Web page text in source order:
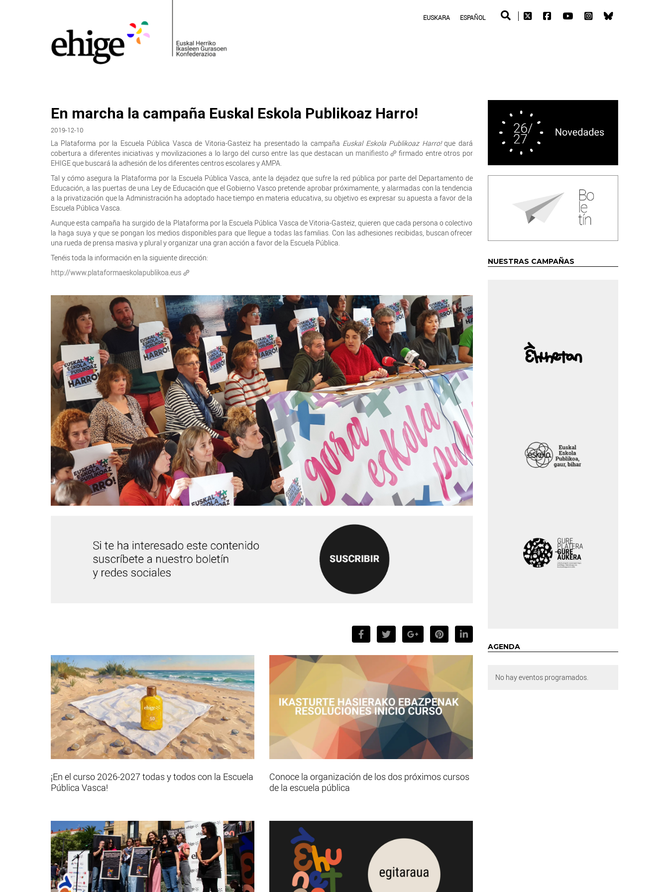
EUSKARA ESPAÑOL
En marcha la campaña Euskal Eskola Publikoaz Harro!
2019-12-10
La Plataforma por la Escuela Pública Vasca de Vitoria-Gasteiz ha presentado la campaña Euskal Eskola Publikoaz Harro!que dará
cobertura a diferentes iniciativas y movilizaciones a lo largo del curso entre las que destacan un manifiesto
firmado entre otros por
EHIGE que buscará la adhesión de los diferentes centros escolares y AMPA.
Tal y cómo asegura la Plataforma por la Escuela Pública Vasca, ante la dejadez que sufre la red pública por parte del Departamento de
Educación, a las puertas de una Ley de Educación que el Gobierno Vasco pretende aprobar próximamente, y alarmadas con la tendencia
a la privatización que la Administración ha adoptado hace tiempo en materia educativa, su objetivo es expresar su apuesta a favor de la
Escuela Pública Vasca.
Aunque esta campaña ha surgido de la Plataforma por la Escuela Pública Vasca de Vitoria-Gasteiz, quieren que cada persona o colectivo
la haga suya y que se pongan los medios disponibles para que llegue a todas las familias. Con las adhesiones recibidas, buscan ofrecer
una rueda de prensa masiva y plural y organizar una gran acción a favor de la Escuela Pública.
Tenéis toda la información en la siguiente dirección:
http://www.plataformaeskolapublikoa.eus
¡En el curso 2026-2027 todas y todos con la Escuela
Pública Vasca!
Conoce la organización de los dos próximos cursos
de la escuela pública
NUESTRAS CAMPAÑAS
AGENDA
No hay eventos programados.